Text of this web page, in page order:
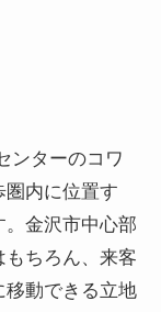
ンターのコワ
圏内に位置す
。金沢市中心部
ちろん、来客
移動できる立地